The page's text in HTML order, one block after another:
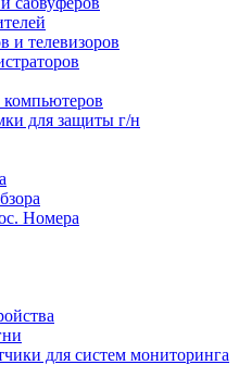
и телевизоров
компьютеров
для защиты г/н
Номера
для систем мониторинга